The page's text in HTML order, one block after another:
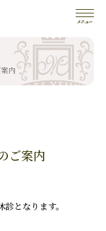
内
ご案内
となります。